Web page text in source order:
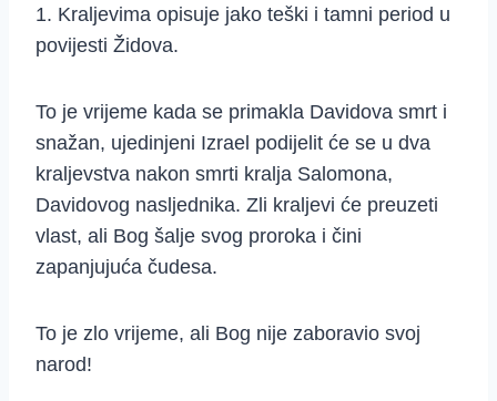
1. Kraljevima opisuje jako teški i tamni period u
povijesti Židova.
To je vrijeme kada se primakla Davidova smrt i
snažan, ujedinjeni Izrael podijelit će se u dva
kraljevstva nakon smrti kralja Salomona,
Davidovog nasljednika. Zli kraljevi će preuzeti
vlast, ali Bog šalje svog proroka i čini
zapanjujuća čudesa.
To je zlo vrijeme, ali Bog nije zaboravio svoj
narod!